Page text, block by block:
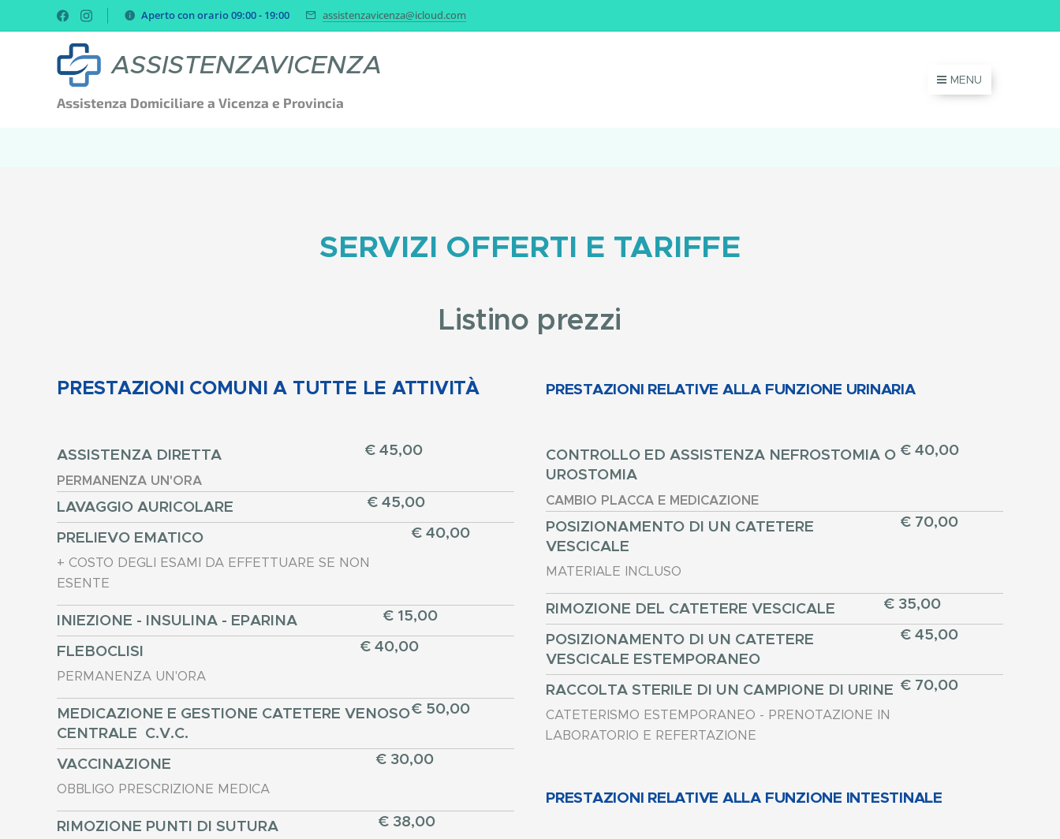
Aperto con orario 09:00 - 19:00 assistenzavicenza@icloud.com
ASSISTENZAVICENZA
Assistenza Domiciliare a Vicenza e Provincia
MENU
SERVIZI OFFERTI E TARIFFE
Listino prezzi
PRESTAZIONI COMUNI A TUTTE LE ATTIVITÀ
ASSISTENZA DIRETTA
PERMANENZA UN'ORA
€ 45,00
LAVAGGIO AURICOLARE
€ 45,00
PRELIEVO EMATICO
+ COSTO DEGLI ESAMI DA EFFETTUARE SE NON
ESENTE
€ 40,00
INIEZIONE - INSULINA - EPARINA
€ 15,00
FLEBOCLISI
PERMANENZA UN'ORA
€ 40,00
MEDICAZIONE E GESTIONE CATETERE VENOSO
CENTRALE C.V.C.
€ 50,00
VACCINAZIONE
OBBLIGO PRESCRIZIONE MEDICA
€ 30,00
RIMOZIONE PUNTI DI SUTURA € 38,00
PRESTAZIONI RELATIVE ALLA FUNZIONE URINARIA
CONTROLLO ED ASSISTENZA NEFROSTOMIA O
UROSTOMIA
CAMBIO PLACCA E MEDICAZIONE
€ 40,00
POSIZIONAMENTO DI UN CATETERE
VESCICALE
MATERIALE INCLUSO
€ 70,00
RIMOZIONE DEL CATETERE VESCICALE
€ 35,00
POSIZIONAMENTO DI UN CATETERE
VESCICALE ESTEMPORANEO
€ 45,00
RACCOLTA STERILE DI UN CAMPIONE DI URINE
CATETERISMO ESTEMPORANEO - PRENOTAZIONE IN
LABORATORIO E REFERTAZIONE
€ 70,00
PRESTAZIONI RELATIVE ALLA FUNZIONE INTESTINALE